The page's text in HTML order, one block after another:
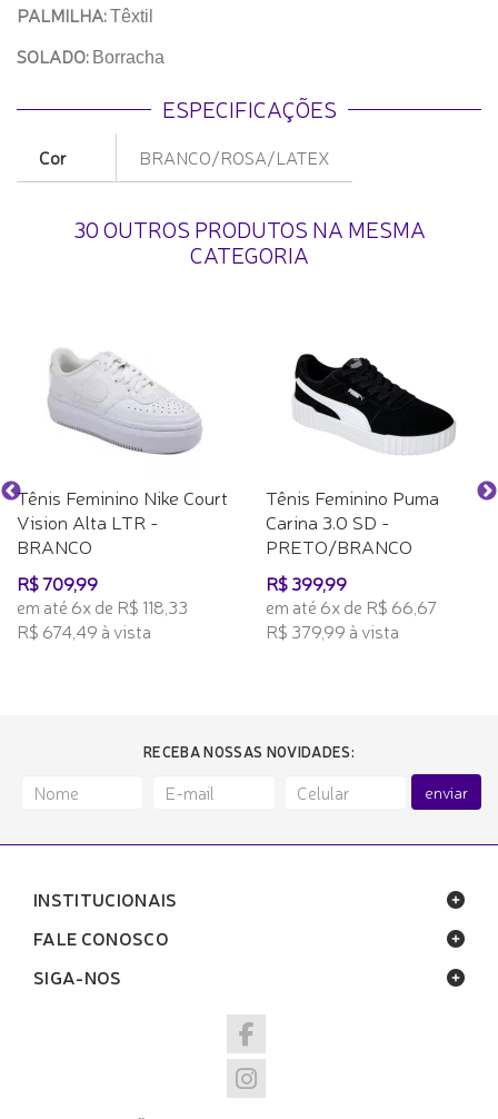
PALMILHA:Têxtil
SOLADO: Borracha
ESPECIFICAÇÕES
Cor BRANCO/ROSA/LATEX
30 OUTROS PRODUTOS NA MESMA
CATEGORIA
Tênis Feminino Nike Court
Vision Alta LTR -
BRANCO
R$ 709,99
em até 6x de R$ 118,33
R$ 674,49 à vista
Tênis Feminino Puma
Carina 3.0 SD -
PRETO/BRANCO
R$ 399,99
em até 6x de R$ 66,67
R$ 379,99 à vista
RECEBA NOSSAS NOVIDADES:
enviar
INSTITUCIONAIS
FALE CONOSCO
SIGA-NOS